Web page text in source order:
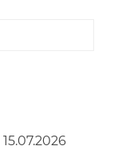
15.07.2026